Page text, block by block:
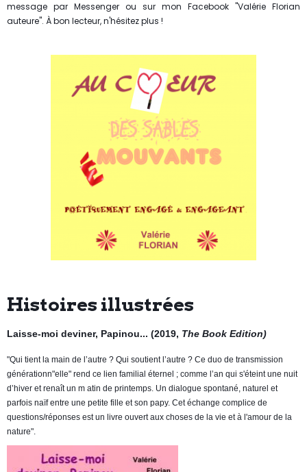
message par Messenger ou sur mon Facebook "Valérie Florian
auteure". À bon lecteur, n'hésitez plus !
Histoires illustrées
Laisse-moi deviner, Papinou... (2019, The Book Edition)
"Qui tient la main de l’autre ? Qui soutient l’autre ? Ce duo de transmission
générationn"elle" rend ce lien familial éternel ; comme l’an qui s'éteint une nuit
d’hiver et renaît un m ​atin de printemps. Un dialogue spontané, naturel et
parfois naïf entre une petite fille et son papy. Cet échange complice de
questions/réponses est un livre ouvert aux choses de la vie et à l'amour de la
nature".